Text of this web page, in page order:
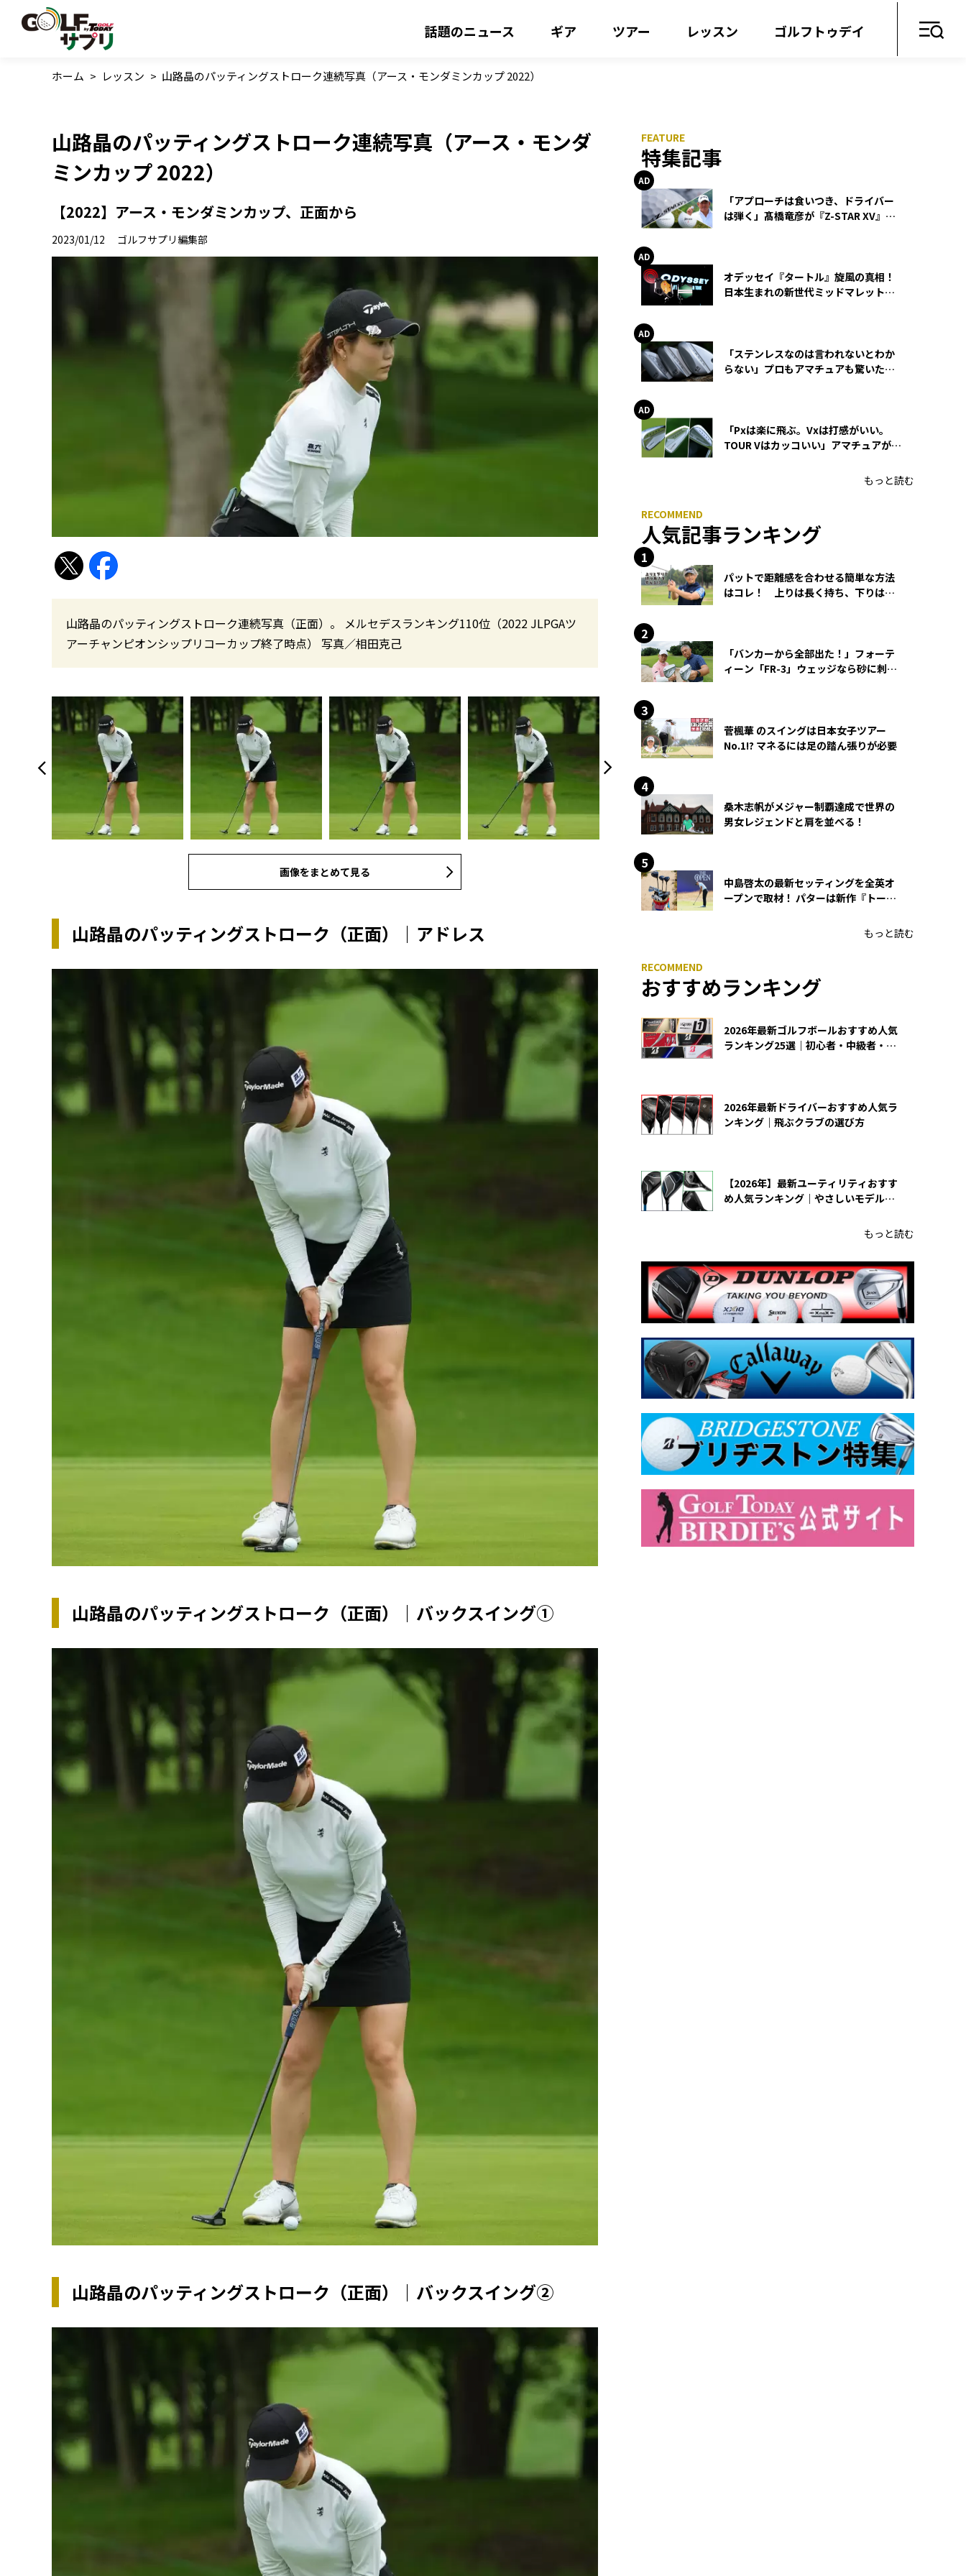
話題のニュース ギア ツアー レッスン ゴルフトゥデイ
ホーム > レッスン > 山路晶のパッティングストローク連続写真（アース・モンダミンカップ 2022）
山路晶のパッティングストローク連続写真（アース・モンダ
ミンカップ 2022）
【2022】アース・モンダミンカップ、正面から
2023/01/12 ゴルフサプリ編集部
山路晶のパッティングストローク連続写真（正面）。 メルセデスランキング110位（2022 JLPGAツ
アーチャンピオンシップリコーカップ終了時点） 写真／相田克己
画像をまとめて見る
山路晶のパッティングストローク（正面）｜アドレス
山路晶のパッティングストローク（正面）｜バックスイング①
山路晶のパッティングストローク（正面）｜バックスイング②
特集記事
「アプローチは食いつき、ドライバー
は弾く」髙橋竜彦が『Z-STAR XV』を
オデッセイ『タートル』旋風の真相！
日本生まれの新世代ミッドマレットが
「ステンレスなのは言われないとわか
らない」プロもアマチュアも驚いた
「Pxは楽に飛ぶ。Vxは打感がいい。
TOUR Vはカッコいい」アマチュアが選
もっと読む
人気記事ランキング
パットで距離感を合わせる簡単な方法
はコレ！ 上りは長く持ち、下りは短
「バンカーから全部出た！」フォーテ
ィーン「FR-3」ウェッジなら砂に刺さ
菅楓華 のスイングは日本女子ツアー
No.1!? マネるには足の踏ん張りが必要
桑木志帆がメジャー制覇達成で世界の
男女レジェンドと肩を並べる！
中島啓太の最新セッティングを全英オ
ープンで取材！ パターは新作『トーチ
もっと読む
おすすめランキング
2026年最新ゴルフボールおすすめ人気
ランキング25選｜初心者・中級者・上
2026年最新ドライバーおすすめ人気ラ
ンキング｜飛ぶクラブの選び方
【2026年】最新ユーティリティおすす
め人気ランキング｜やさしいモデルの
もっと読む